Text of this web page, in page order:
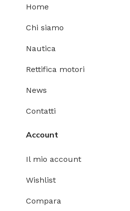
Home
Chi siamo
Nautica
Rettifica motori
News
Contatti
Account
Il mio account
Wishlist
Compara